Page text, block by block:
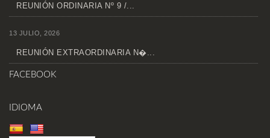
REUNIÓN ORDINARIA Nº 9 /...
13 JULIO, 2026
REUNIÓN EXTRAORDINARIA N�...
FACEBOOK
IDIOMA